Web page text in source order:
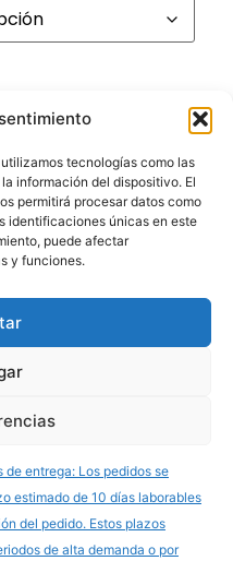
tecnologías como las
información del dispositivo. El
permitirá procesar datos como
identificaciones únicas en este
puede afectar
y funciones.
entrega: Los pedidos se
estimado de 10 días laborables
del pedido. Estos plazos
de alta demanda o por
de datos
Todos los